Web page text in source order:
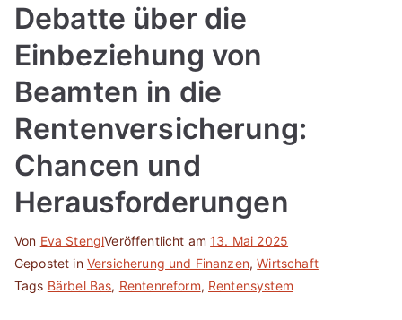
Debatte über die
Einbeziehung von
Beamten in die
Rentenversicherung:
Chancen und
Herausforderungen
Von Eva StenglVeröffentlicht am13. Mai 2025
Gepostet in Versicherung und Finanzen,Wirtschaft
Tags Bärbel Bas, Rentenreform, Rentensystem